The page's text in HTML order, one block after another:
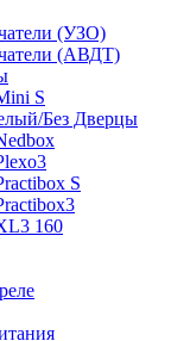
(УЗО)
(АВДТ)
S
Без Дверцы
S
160